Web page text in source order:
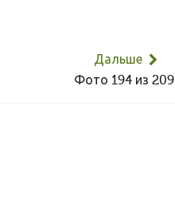
Дальше
Фото 194 из 209